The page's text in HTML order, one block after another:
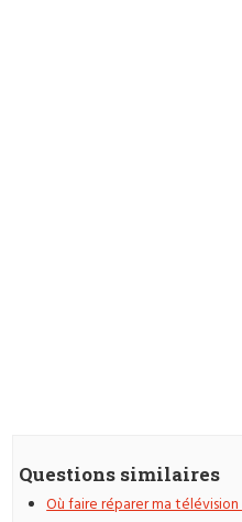
Questions similaires
Où faire réparer ma